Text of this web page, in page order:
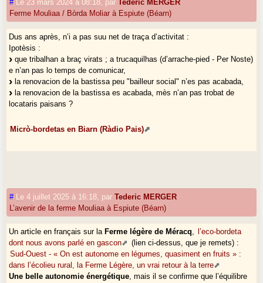
J’ai jugé bon de placer tongran de sau, Jean-Paul, au bas de la Borde
Moulia : c’est la même problématique.
# Le 23 mars 2024 à 08:18 parTederic MERGER
Ferme Mouliaa / Bòrda Moliar à Espiute (Béarn)
Dus ans après, n’i a pas suu net de traça d’activitat :
Ipotèsis :
que tribalhan a braç virats ; a trucaquilhas (d’arrache-pied - Per Noste)
e n’an pas lo temps de comunicar,
la renovacion de la bastissa peu "bailleur social" n’es pas acabada,
la renovacion de la bastissa es acabada, mès n’an pas trobat de
locataris paisans ?
Micrò-bordetas en Biarn (Ràdio Pais)
# Le 4 juillet 2025 à 16:18 parTederic MERGER
L’avenir de la ferme Mouliaa à Espiute (Béarn)
Un article en français sur la Ferme légère de Méracq
l’eco-bordeta
dont nous avons parlé en gascon
(lien ci-dessus, que je remets) :
Sud-Ouest - « On est autonome en légumes, quasiment en fruits » :
dans l’écolieu rural, la Ferme Légère, un vrai retour à la terre
Une belle autonomie énergétique , mais il se confirme que l’équilibre